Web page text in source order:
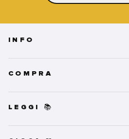
INFO
COMPRA
LEGGI 📚